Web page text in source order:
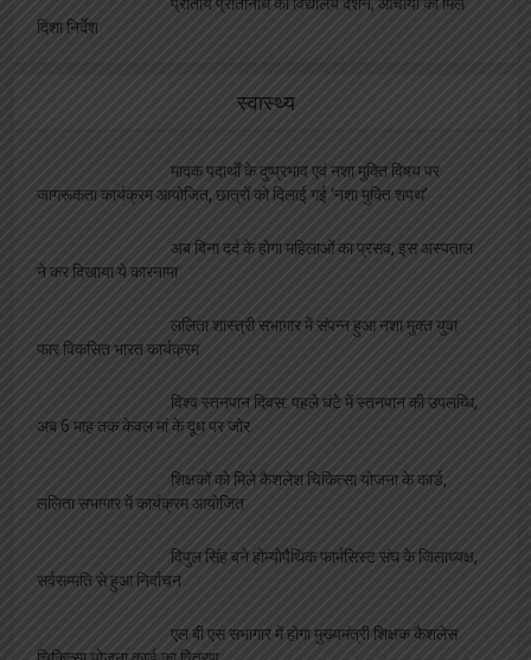
दिशा निर्देश
स्वास्थ्य
मादक पदार्थों के दुष्प्रभाव एवं नशा मुक्ति विषय पर
जागरूकता कार्यक्रम आयोजित, छात्रों को दिलाई गई ‘नशा मुक्ति शपथ’
अब बिना दर्द के होगा महिलाओं का प्रसव, इस अस्पताल
ने कर दिखाया ये कारनामा
ललिता शास्त्री सभागार में संपन्न हुआ नशा मुक्त युवा
फार विकसित भारत कार्यक्रम
विश्व स्तनपान दिवस: पहले घंटे में स्तनपान की उपलब्धि,
अब 6 माह तक केवल मां के दूध पर जोर
शिक्षकों को मिले कैशलेश चिकित्सा योजना के कार्ड,
ललिता सभागार में कार्यक्रम आयोजित
विपुल सिंह बने होम्योपैथिक फार्मसिस्ट संघ के जिलाध्यक्ष,
सर्वसम्मति से हुआ निर्वाचन
एल बी एस सभागार में होगा मुख्यमंत्री शिक्षक कैशलेस
चिकित्सा योजना कार्ड का वितरण